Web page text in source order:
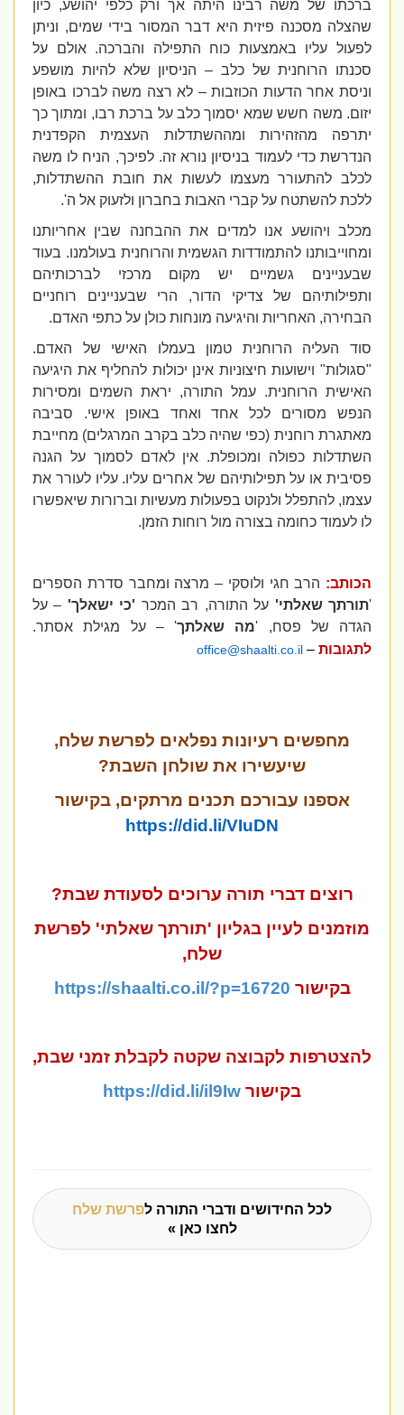
ברכתו של משה רבינו היתה אך ורק כלפי יהושע, כיון
שהצלה מסכנה פיזית היא דבר המסור בידי שמים, וניתן
לפעול עליו באמצעות כוח התפילה והברכה. אולם על
סכנתו הרוחנית של כלב – הניסיון שלא להיות מושפע
וניסת אחר הדעות הכוזבות – לא רצה משה לברכו באופן
יזום. משה חשש שמא יסמוך כלב על ברכת רבו, ומתוך כך
יתרפה מהזהירות ומההשתדלות העצמית הקפדנית
הנדרשת כדי לעמוד בניסיון נורא זה. לפיכך, הניח לו משה
לכלב להתעורר מעצמו לעשות את חובת ההשתדלות,
ללכת להשתטח על קברי האבות בחברון ולזעוק אל ה'.
מכלב ויהושע אנו למדים את ההבחנה שבין אחריותנו
ומחוייבותנו להתמודדות הגשמית והרוחנית בעולמנו. בעוד
שבעניינים גשמיים יש מקום מרכזי לברכותיהם
ותפילותיהם של צדיקי הדור, הרי שבעניינים רוחניים
הבחירה, האחריות והיגיעה מונחות כולן על כתפי האדם.
סוד העליה הרוחנית טמון בעמלו האישי של האדם.
"סגולות" וישועות חיצוניות אינן יכולות להחליף את היגיעה
האישית הרוחנית. עמל התורה, יראת השמים ומסירות
הנפש מסורים לכל אחד ואחד באופן אישי. סביבה
מאתגרת רוחנית (כפי שהיה כלב בקרב המרגלים) מחייבת
השתדלות כפולה ומכופלת. אין לאדם לסמוך על הגנה
פסיבית או על תפילותיהם של אחרים עליו. עליו לעורר את
עצמו, להתפלל ולנקוט בפעולות מעשיות וברורות שיאפשרו
לו לעמוד כחומה בצורה מול רוחות הזמן.
הכותב:הרב חגי ולוסקי – מרצה ומחבר סדרת הספרים
תורתך שאלתי'על התורה, רב המכר'כי ישאלך'– על
הגדה של פסח, ' מה שאלתך' – על מגילת אסתר.
לתגובות –
office@shaalti.co.il
מחפשים רעיונות נפלאים לפרשת שלח,
שיעשירו את שולחן השבת?
אספנו עבורכם תכנים מרתקים, בקישור
https://did.li/VIuDN
רוצים דברי תורה ערוכים לסעודת שבת?
מוזמנים לעיין בגליון 'תורתך שאלתי' לפרשת
שלח,
בקישורhttps://shaalti.co.il/?p=16720
להצטרפות לקבוצה שקטה לקבלת זמני שבת,
בקישורhttps://did.li/il9Iw
לכל החידושים ודברי התורה לפרשת שלח
לחצו כאן »